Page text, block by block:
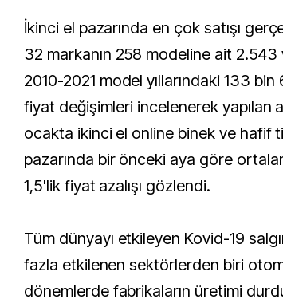
İkinci el pazarında en çok satışı
32 markanın 258 modeline ait 2.543
2010-2021 model yıllarındaki 133 bin
fiyat değişimleri incelenerek yapılan
ocakta ikinci el online binek ve hafif
pazarında bir önceki aya göre
1,5'lik fiyat azalışı gözlendi.
Tüm dünyayı etkileyen Kovid-19
fazla etkilenen sektörlerden biri
dönemlerde fabrikaların üretimi